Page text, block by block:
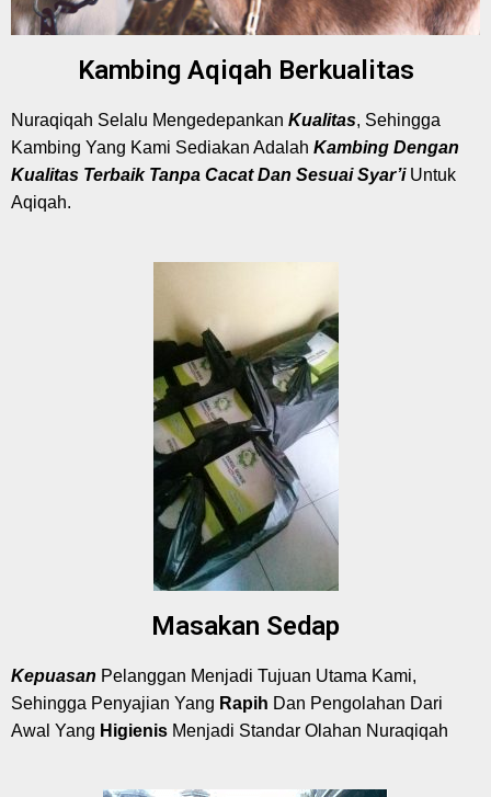
Kambing Aqiqah Berkualitas
Nuraqiqah Selalu Mengedepankan Kualitas, Sehingga
Kambing Yang Kami Sediakan Adalah Kambing Dengan
Kualitas Terbaik Tanpa Cacat Dan Sesuai Syar’i Untuk
Aqiqah.
Masakan Sedap
Kepuasan Pelanggan Menjadi Tujuan Utama Kami,
Sehingga Penyajian Yang Rapih Dan Pengolahan Dari
Awal Yang Higienis Menjadi Standar Olahan Nuraqiqah